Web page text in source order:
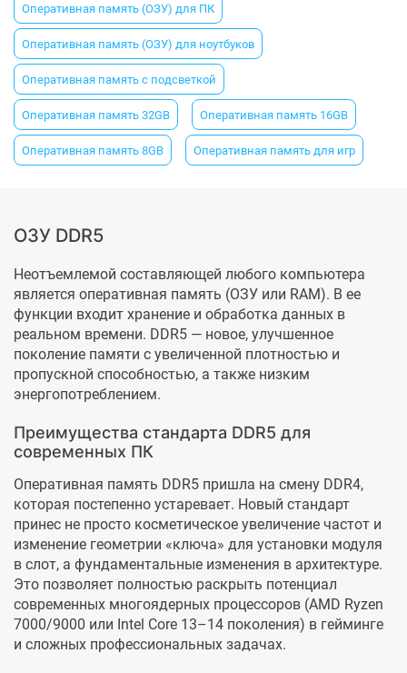
Оперативная память (ОЗУ) для ПК
Оперативная память (ОЗУ) для ноутбуков
Оперативная память с подсветкой
Оперативная память 32GB Оперативная память 16GB
Оперативная память 8GB Оперативная память для игр
ОЗУ DDR5
Неотъемлемой составляющей любого компьютера
является оперативная память (ОЗУ или RAM). В ее
функции входит хранение и обработка данных в
реальном времени. DDR5 — новое, улучшенное
поколение памяти с увеличенной плотностью и
пропускной способностью, а также низким
энергопотреблением.
Преимущества стандарта DDR5 для
современных ПК
Оперативная память DDR5 пришла на смену DDR4,
которая постепенно устаревает. Новый стандарт
принес не просто косметическое увеличение частот и
изменение геометрии «ключа» для установки модуля
в слот, а фундаментальные изменения в архитектуре.
Это позволяет полностью раскрыть потенциал
современных многоядерных процессоров (AMD Ryzen
7000/9000 или Intel Core 13–14 поколения) в гейминге
и сложных профессиональных задачах.